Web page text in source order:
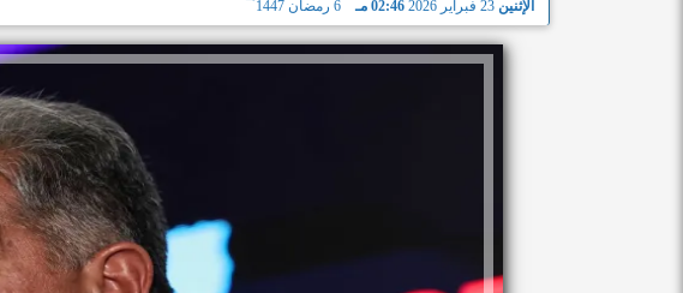
الإثنين 23 فبراير 2026 02:46 مـ 6 رمضان 1447